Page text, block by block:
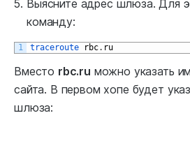
Выясните адрес шлюза. Для
команду:
1 traceroute rbc. ru
Вместо rbc.ru можно указать
сайта. В первом хопе будет
шлюза: